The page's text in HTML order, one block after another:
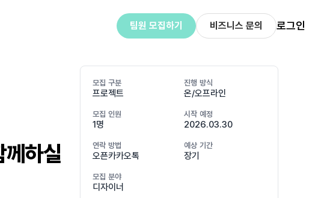
팀원 모집하기 비즈니스 문의 로그인
하실
모집 구분
프로젝트
진행 방식
온/오프라인
모집 인원
1명
시작 예정
2026.03.30
연락 방법
오픈카카오톡
예상 기간
장기
모집 분야
디자이너